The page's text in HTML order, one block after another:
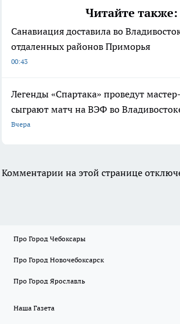
Читайте также:
Санавиация доставила во
отдаленных районов Приморья
00:43
Легенды «Спартака» проведут
сыграют матч на ВЭФ во
Вчера
Комментарии на этой странице
Про Город Чебоксары
Про Город Новочебоксарск
Про Город Ярославль
Наша Газета